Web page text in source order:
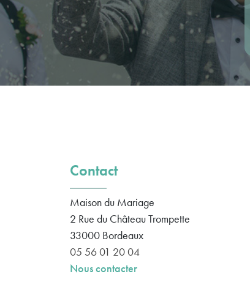
Contact
Maison du Mariage
2 Rue du Château Trompette
33000 Bordeaux
05 56 01 20 04
Nous contacter